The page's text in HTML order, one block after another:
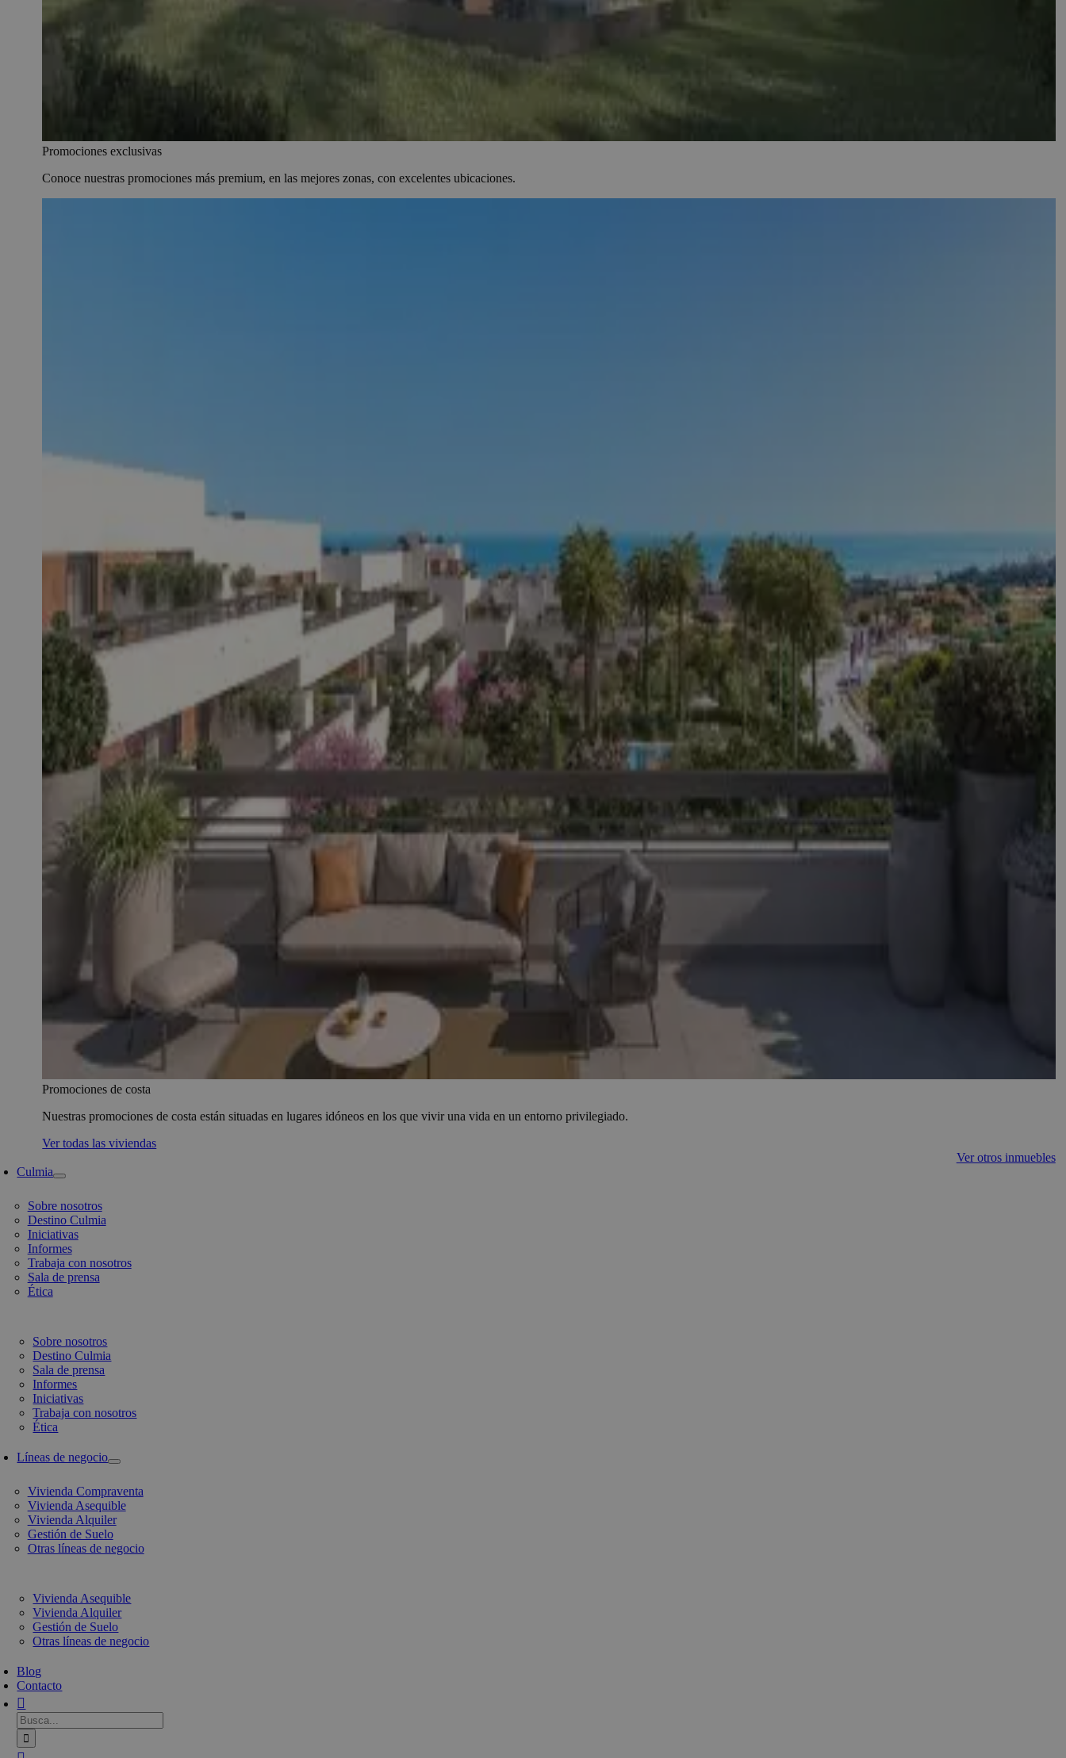
Promociones exclusivas
Conoce nuestras promociones más premium, en las mejores zonas, con excelentes ubicaciones.
Promociones de costa
Nuestras promociones de costa están situadas en lugares idóneos en los que vivir una vida en un entorno privilegiado.
Ver todas las viviendas
Ver otros inmuebles
Culmia
Sobre nosotros
Destino Culmia
Iniciativas
Informes
Trabaja con nosotros
Sala de prensa
Ética
Sobre nosotros
Destino Culmia
Sala de prensa
Informes
Iniciativas
Trabaja con nosotros
Ética
Líneas de negocio
Vivienda Compraventa
Vivienda Asequible
Vivienda Alquiler
Gestión de Suelo
Otras líneas de negocio
Vivienda Asequible
Vivienda Alquiler
Gestión de Suelo
Otras líneas de negocio
Blog
Contacto
Busca: